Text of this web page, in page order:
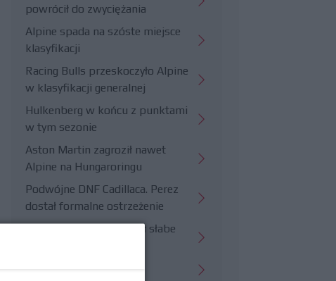
powrócił do zwyciężania
Alpine spada na szóste miejsce
klasyfikacji
Racing Bulls przeskoczyło Alpine
w klasyfikacji generalnej
Hulkenberg w końcu z punktami
w tym sezonie
Aston Martin zagroził nawet
Alpine na Hungaroringu
Podwójne DNF Cadillaca. Perez
dostał formalne ostrzeżenie
Hungaroring potwierdził słabe